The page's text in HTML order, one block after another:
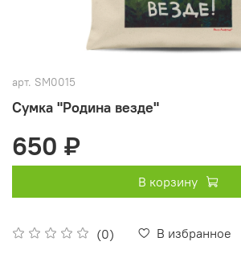
арт. SM0015
Сумка "Родина везде"
(0) В избранное
650 ₽
В корзину